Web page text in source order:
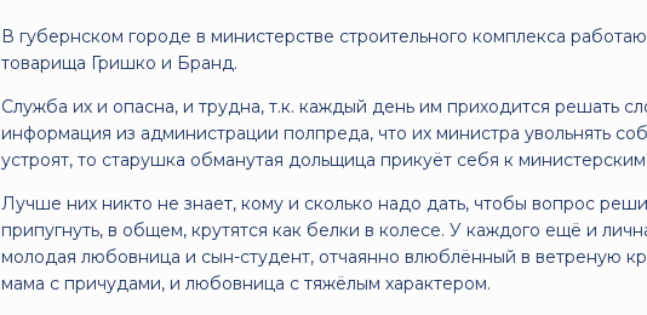
В губернском городе в министерстве строительного комплекса
товарища Гришко и Бранд.
Служба их и опасна, и трудна, т.к. каждый день им приходится решать
информация из администрации полпреда, что их министра увольнять
устроят, то старушка обманутая дольщица прикуёт себя к
Лучше них никто не знает, кому и сколько надо дать, чтобы вопрос
припугнуть, в общем, крутятся как белки в колесе. У каждого ещё и
молодая любовница и сын-студент, отчаянно влюблённый в ветреную
мама с причудами, и любовница с тяжёлым характером.